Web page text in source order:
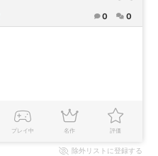
0 0
プレイ中 名作 評価
除外リストに登録する